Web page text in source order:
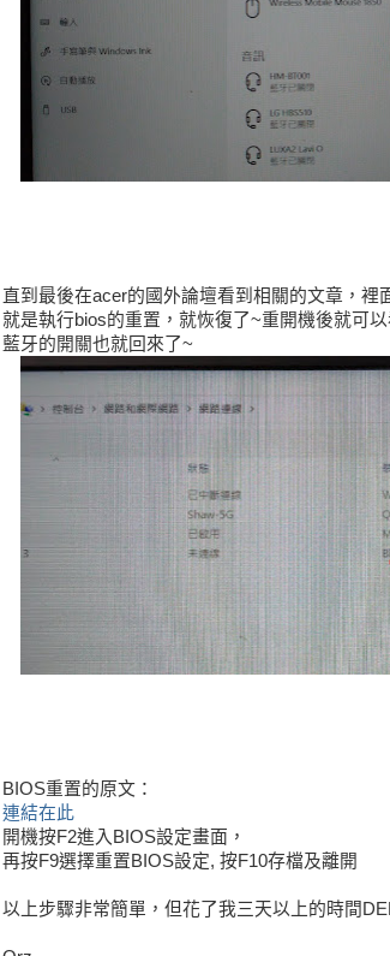
直到最後在acer的國外論壇看到相關的文章，裡
就是執行bios的重置，就恢復了~重開機後就可
藍牙的開關也就回來了~
BIOS重置的原文：
連結在此
開機按F2進入BIOS設定畫面，
再按F9選擇重置BIOS設定, 按F10存檔及離開
以上步驟非常簡單，但花了我三天以上的時間